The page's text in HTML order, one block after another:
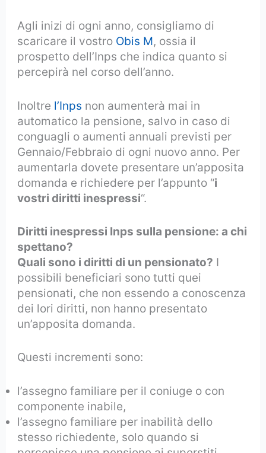
Agli inizi di ogni anno, consigliamo di
scaricare il vostro Obis M, ossia il
prospetto dell’Inps che indica quanto si
percepirà nel corso dell’anno.
Inoltre l’Inps non aumenterà mai in
automatico la pensione, salvo in caso di
conguagli o aumenti annuali previsti per
Gennaio/Febbraio di ogni nuovo anno. Per
aumentarla dovete presentare un’apposita
domanda e richiedere per l’appunto “i
vostri diritti inespressi“.
Diritti inespressi Inps sulla pensione: a chi
spettano?
Quali sono i diritti di un pensionato? I
possibili beneficiari sono tutti quei
pensionati, che non essendo a conoscenza
dei lori diritti, non hanno presentato
un’apposita domanda.
Questi incrementi sono:
l’assegno familiare per il coniuge o con
componente inabile,
l’assegno familiare per inabilità dello
stesso richiedente, solo quando si